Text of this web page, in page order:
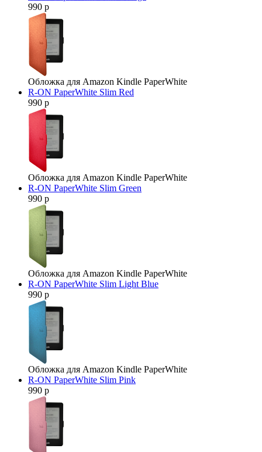
990 р
Обложка для Amazon Kindle PaperWhite
R-ON PaperWhite Slim Red
990 р
Обложка для Amazon Kindle PaperWhite
R-ON PaperWhite Slim Green
990 р
Обложка для Amazon Kindle PaperWhite
R-ON PaperWhite Slim Light Blue
990 р
Обложка для Amazon Kindle PaperWhite
R-ON PaperWhite Slim Pink
990 р